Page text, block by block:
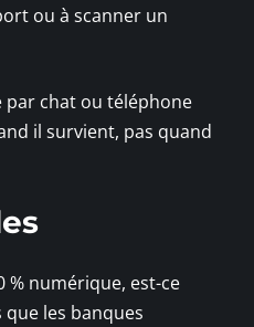
ou à scanner un
par chat ou téléphone
il survient, pas quand
% numérique, est-ce
les banques